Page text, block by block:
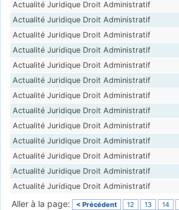
Actualité Juridique Droit Administratif
Actualité Juridique Droit Administratif
Actualité Juridique Droit Administratif
Actualité Juridique Droit Administratif
Actualité Juridique Droit Administratif
Actualité Juridique Droit Administratif
Actualité Juridique Droit Administratif
Actualité Juridique Droit Administratif
Actualité Juridique Droit Administratif
Actualité Juridique Droit Administratif
Actualité Juridique Droit Administratif
Actualité Juridique Droit Administratif
Actualité Juridique Droit Administratif
Aller à la page: < Précédent 12 13 14